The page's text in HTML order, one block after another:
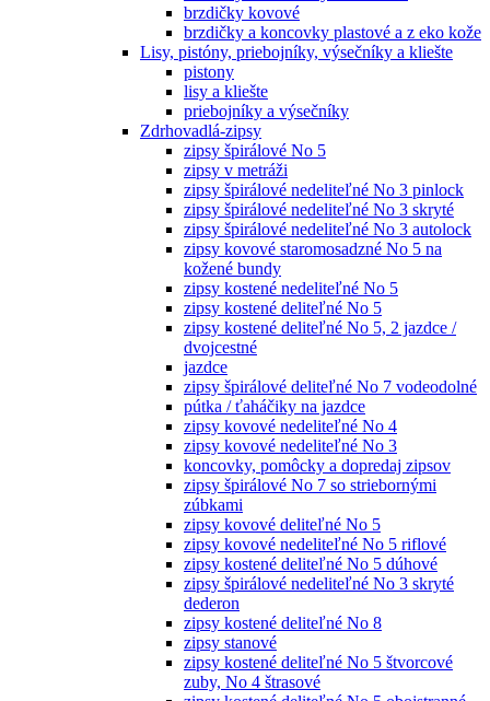
brzdičky kovové
brzdičky a koncovky plastové a z eko kože
Lisy, pistóny, priebojníky, výsečníky a kliešte
pistony
lisy a kliešte
priebojníky a výsečníky
Zdrhovadlá-zipsy
zipsy špirálové No 5
zipsy v metráži
zipsy špirálové nedeliteľné No 3 pinlock
zipsy špirálové nedeliteľné No 3 skryté
zipsy špirálové nedeliteľné No 3 autolock
zipsy kovové staromosadzné No 5 na
kožené bundy
zipsy kostené nedeliteľné No 5
zipsy kostené deliteľné No 5
zipsy kostené deliteľné No 5, 2 jazdce /
dvojcestné
jazdce
zipsy špirálové deliteľné No 7 vodeodolné
pútka / ťaháčiky na jazdce
zipsy kovové nedeliteľné No 4
zipsy kovové nedeliteľné No 3
koncovky, pomôcky a dopredaj zipsov
zipsy špirálové No 7 so striebornými
zúbkami
zipsy kovové deliteľné No 5
zipsy kovové nedeliteľné No 5 riflové
zipsy kostené deliteľné No 5 dúhové
zipsy špirálové nedeliteľné No 3 skryté
dederon
zipsy kostené deliteľné No 8
zipsy stanové
zipsy kostené deliteľné No 5 štvorcové
zuby, No 4 štrasové